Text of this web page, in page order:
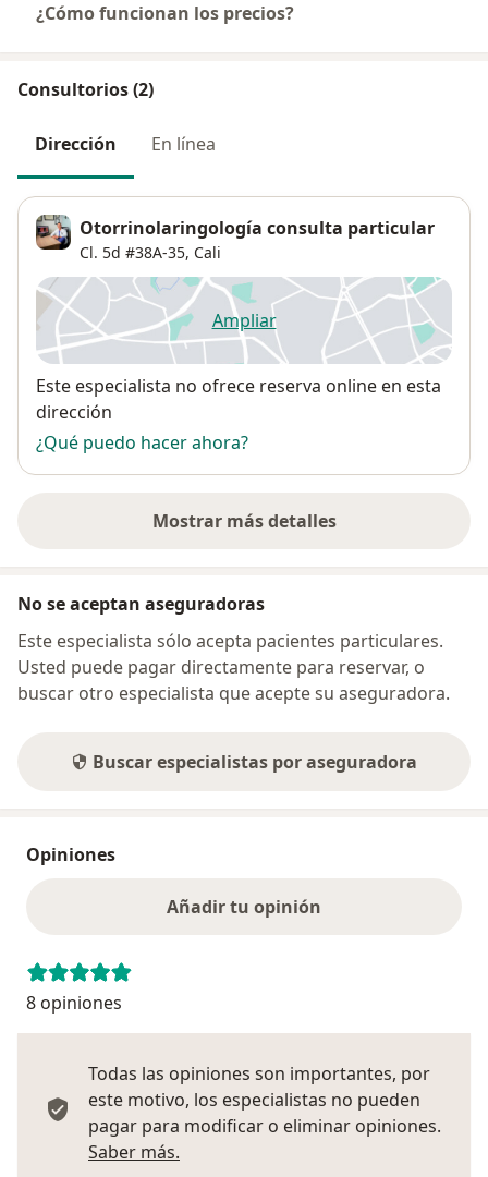
¿Cómo funcionan los precios?
Consultorios (2)
Dirección En línea
Otorrinolaringología consulta particular
Cl. 5d #38A-35, Cali
Ampliarse abre en una nueva
Disponibilidad
Este especialista no ofrece reserva online en esta
dirección
¿Qué puedo hacer ahora?
Mostrar más detalles
sobre la dirección
No se aceptan aseguradoras
Este especialista sólo acepta pacientes particulares.
Usted puede pagar directamente para reservar, o
buscar otro especialista que acepte su aseguradora.
Buscar especialistas por aseguradora
Opiniones
Añadir tu opinión
8 opiniones
Todas las opiniones son importantes, por
este motivo, los especialistas no pueden
pagar para modificar o eliminar opiniones.
Saber más.